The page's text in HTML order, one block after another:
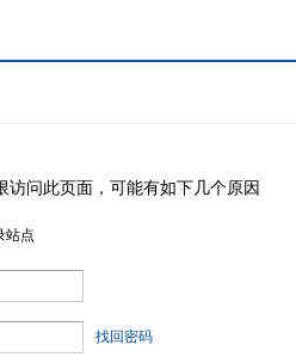
访问此页面，可能有如下几个原因
站点
找回密码